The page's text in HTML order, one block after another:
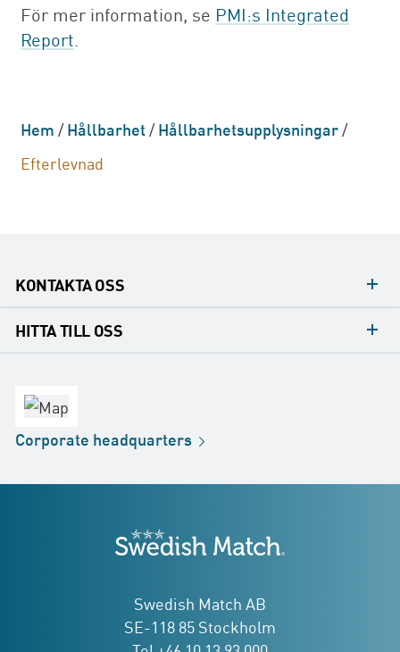
För mer information, se PMI:s Integrated
Report
Hem/Hållbarhet/Hållbarhetsupplysningar/
Efterlevnad
KONTAKTA OSS
Konsumentkontakt
HITTA TILL OSS
Försäljningskontor
Distribution
Butik
Corporate headquarters
Swedish Match
Swedish Match AB
SE-118 85 Stockholm